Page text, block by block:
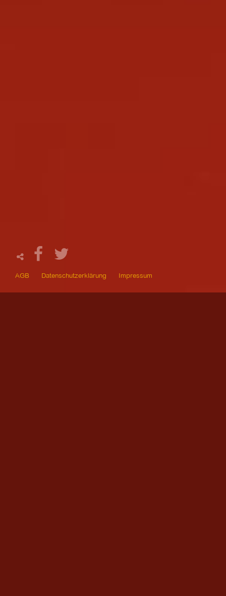
AGB Datenschutzerklärung Impressum